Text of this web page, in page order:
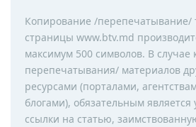
Копирование /перепечатывание/
страницы www.btv.md
максимум 500 символов. В случае
перепечатывания/ материалов
ресурсами (порталами,
блогами), обязательным
ссылки на статью,